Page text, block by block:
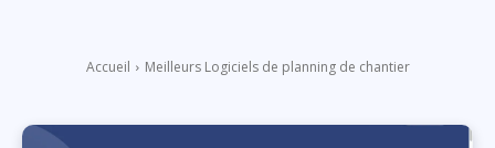
Accueil Meilleurs Logiciels de planning de chantier